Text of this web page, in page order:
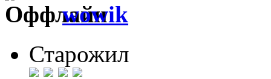
wowik
Старожил